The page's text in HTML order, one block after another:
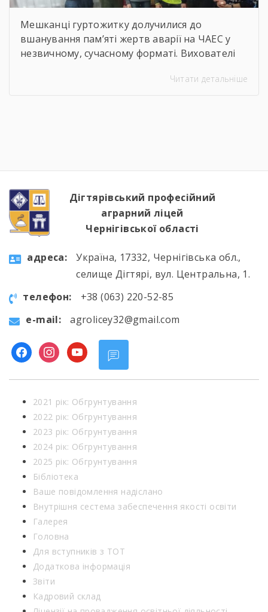
Мешканці гуртожитку долучилися до
вшанування пам’яті жертв аварії на ЧАЕС у
незвичному, сучасному форматі. Вихователі
організували та провели для студентів
подій фатальної ночі 1986 року, дізналися про
наслідки катастрофи для екології України […]
Читати детальніше
Дігтярівський професійний
аграрний ліцей
Чернігівської області
aдресa:
Україна, 17332, Чернігівська обл.,
селище Дігтярі, вул. Центральна, 1.
телефон:
+38 (063) 220-52-85
e-mail:
agrolicey32@gmail.com
facebookinstagram
youtube
2021 рік: Обгрунтування
2022 рік: Обгрунтування
2023 рік: Обгрунтування
2024 рік: Обгрунтування
2025 рік: Обгрунтування
Бібліотека
Ваше повідомлення надіслано
Внутрішня сестема забеспечення якості освіти
Галерея
Головна
Для вступників з ТОТ
Додаткова інформація
Звіти
Кадровий склад